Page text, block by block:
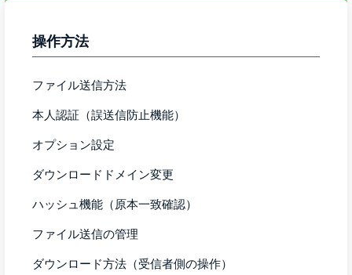
操作方法
ファイル送信方法
本人認証（誤送信防止機能）
オプション設定
ダウンロードドメイン変更
ハッシュ機能（原本一致確認）
ファイル送信の管理
ダウンロード方法（受信者側の操作）